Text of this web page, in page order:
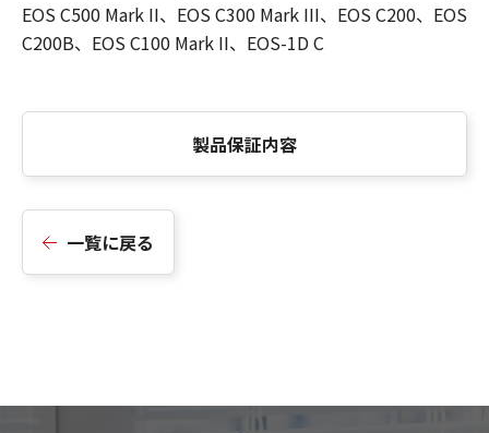
EOS C500 Mark II、EOS C300 Mark III、EOS C200、EOS
C200B、EOS C100 Mark II、EOS-1D C
製品保証内容
一覧に戻る